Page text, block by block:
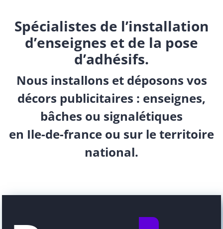
Spécialistes de l’installation
d’enseignes et de la pose
d’adhésifs.
Nous installons et déposons vos
décors publicitaires : enseignes,
bâches ou signalétiques
en Ile-de-france ou sur le territoire
national.